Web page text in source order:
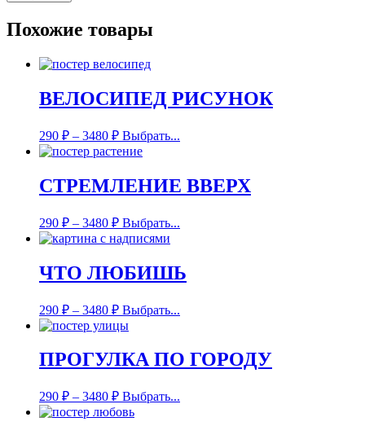
Похожие товары
ВЕЛОСИПЕД РИСУНОК
290 ₽ – 3480 ₽ Выбрать...
СТРЕМЛЕНИЕ ВВЕРХ
290 ₽ – 3480 ₽ Выбрать...
ЧТО ЛЮБИШЬ
290 ₽ – 3480 ₽ Выбрать...
ПРОГУЛКА ПО ГОРОДУ
290 ₽ – 3480 ₽ Выбрать...